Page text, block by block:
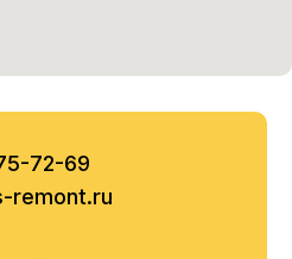
72-69
remont.ru